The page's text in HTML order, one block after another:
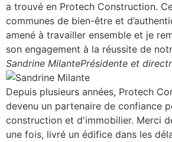
a trouvé en Protech Construction.
communes de bien-être et
amené à travailler ensemble et je
son engagement à la réussite de
Sandrine MilantePrésidente et
Depuis plusieurs années, Protech
devenu un partenaire de confiance
construction et d'immobilier. Merci
une fois, livré un édifice dans les